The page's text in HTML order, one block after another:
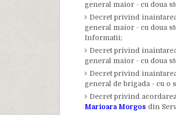
general maior - cu doua
Decret privind
general maior - cu doua
Informatii;
Decret privind
general maior - cu doua
Decret privind
general de brigada - cu o
Decret privind
Marioara Morgos din